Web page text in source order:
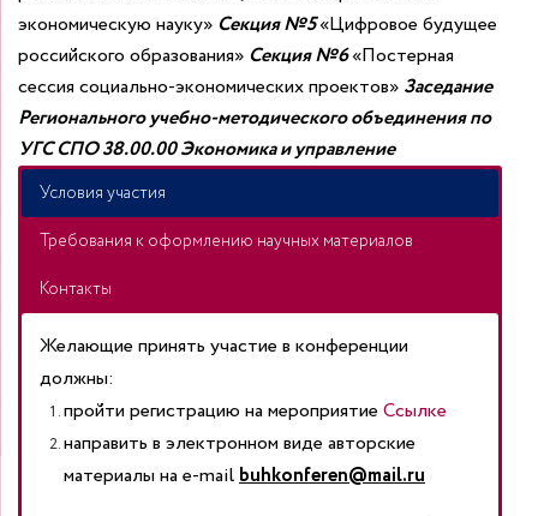
экономическую науку» Секция №5«Цифровое будущее
российского образования» Секция №6«Постерная
сессия социально-экономических проектов» Заседание
Регионального учебно-методического объединения по
УГС СПО38.00.00 Экономика и управление
Условия участия
Требования к оформлению научных материалов
Контакты
Желающие принять участие в конференции
должны:
пройти регистрацию на мероприятие Ссылке
направить в электронном виде авторские
материалы на e-mailbuhkonferen@mail.ru